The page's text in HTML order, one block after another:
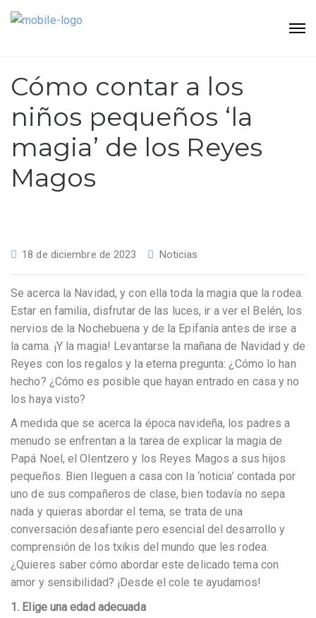
Cómo contar a los
niños pequeños ‘la
magia’ de los Reyes
Magos
18 de diciembre de 2023 Noticias
Se acerca la Navidad, y con ella toda la magia que la rodea.
Estar en familia, disfrutar de las luces, ir a ver el Belén, los
nervios de la Nochebuena y de la Epifanía antes de irse a
la cama. ¡Y la magia! Levantarse la mañana de Navidad y de
Reyes con los regalos y la eterna pregunta: ¿Cómo lo han
hecho? ¿Cómo es posible que hayan entrado en casa y no
los haya visto?
A medida que se acerca la época navideña, los padres a
menudo se enfrentan a la tarea de explicar la magia de
Papá Noel, el Olentzero y los Reyes Magos a sus hijos
pequeños. Bien lleguen a casa con la ‘noticia’ contada por
uno de sus compañeros de clase, bien todavía no sepa
nada y quieras abordar el tema, se trata de una
conversación desafiante pero esencial del desarrollo y
comprensión de los txikis del mundo que les rodea.
¿Quieres saber cómo abordar este delicado tema con
amor y sensibilidad? ¡Desde el cole te ayudamos!
1. Elige una edad adecuada